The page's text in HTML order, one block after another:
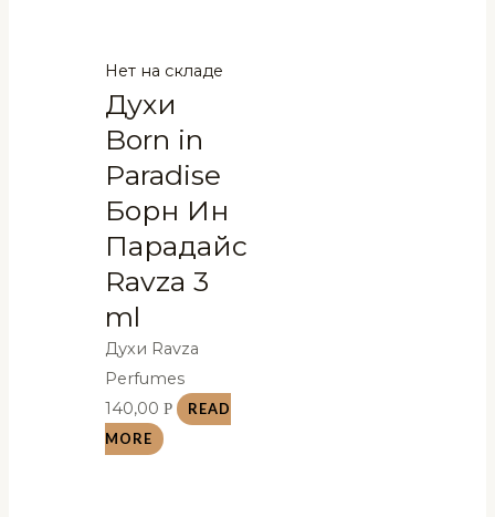
Нет на складе
Духи
Born in
Paradise
Борн Ин
Парадайс
Ravza 3
ml
Духи Ravza
Perfumes
140,00Р
READ
MORE